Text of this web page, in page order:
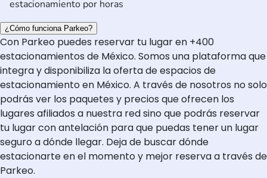
estacionamiento por horas
¿Cómo funciona Parkeo?
Con Parkeo puedes reservar tu lugar en +400
estacionamientos de México. Somos una plataforma que
integra y disponibiliza la oferta de espacios de
estacionamiento en México. A través de nosotros no solo
podrás ver los paquetes y precios que ofrecen los
lugares afiliados a nuestra red sino que podrás reservar
tu lugar con antelación para que puedas tener un lugar
seguro a dónde llegar. Deja de buscar dónde
estacionarte en el momento y mejor reserva a través de
Parkeo.